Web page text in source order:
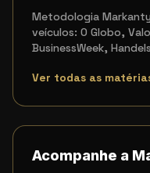
Metodologia
veículos: O Globo,
BusinessWeek,
Ver todas as
Acompanhe a